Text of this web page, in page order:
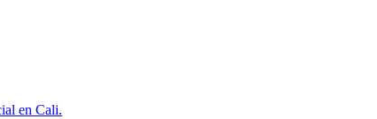
en Cali.